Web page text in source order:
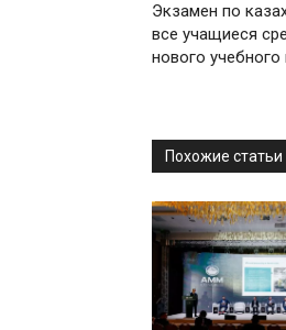
Экзамен по
все учащиеся
нового учебного
Похожие статьи